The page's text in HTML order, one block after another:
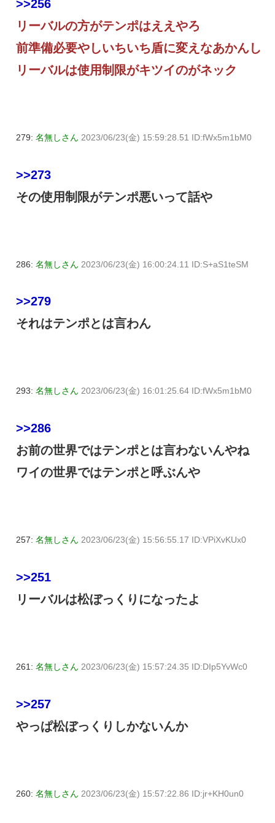
>>256
リーバルの方がテンポはええやろ
前準備必要やしいちいち盾に変えなあかんし
リーバルは使用制限がキツイのがネック
279: 名無しさん 2023/06/23(金) 15:59:28.51 ID:fWx5m1bM0
>>273
その使用制限がテンポ悪いって話や
286: 名無しさん 2023/06/23(金) 16:00:24.11 ID:S+aS1teSM
>>279
それはテンポとは言わん
293: 名無しさん 2023/06/23(金) 16:01:25.64 ID:fWx5m1bM0
>>286
お前の世界ではテンポとは言わないんやね
ワイの世界ではテンポと呼ぶんや
257: 名無しさん 2023/06/23(金) 15:56:55.17 ID:VPiXvKUx0
>>251
リーバルは松ぼっくりになったよ
261: 名無しさん 2023/06/23(金) 15:57:24.35 ID:DIp5YvWc0
>>257
やっぱ松ぼっくりしかないんか
260: 名無しさん 2023/06/23(金) 15:57:22.86 ID:jr+KH0un0